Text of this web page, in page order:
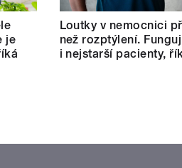
je
Loutky v nemocnici
než rozptýlení.
i nejstarší pacienty,